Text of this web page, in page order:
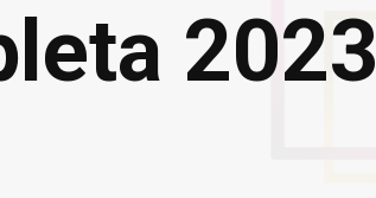
2023